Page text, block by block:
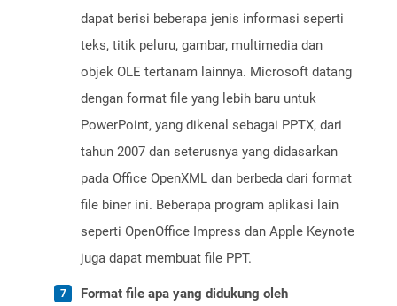
dapat berisi beberapa jenis informasi seperti
teks, titik peluru, gambar, multimedia dan
objek OLE tertanam lainnya. Microsoft datang
dengan format file yang lebih baru untuk
PowerPoint, yang dikenal sebagai PPTX, dari
tahun 2007 dan seterusnya yang didasarkan
pada Office OpenXML dan berbeda dari format
file biner ini. Beberapa program aplikasi lain
seperti OpenOffice Impress dan Apple Keynote
juga dapat membuat file PPT.
Format file apa yang didukung oleh